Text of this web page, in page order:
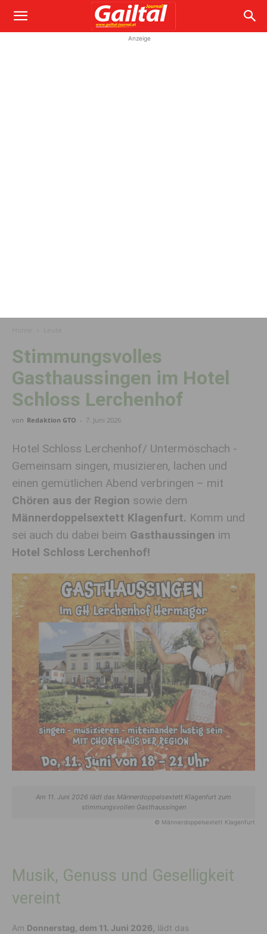
Anzeige
Stimmungsvolles
Gasthaussingen im Hotel
Schloss Lerchenhof
von Redaktion GTO - 7. Juni 2026
Hotel Schloss Lerchenhof/ Untermöschach -
Gemeinsam singen, musizieren, lachen und
einen gemütlichen Abend verbringen – mit
Chören aus der Region sowie dem
Männerdoppelsextett Klagenfurt. Komm und
sei auch du dabei beim Gasthaussingen im
Hotel Schloss Lerchenhof!
Am 11. Juni 2026 lädt das Männerdoppelsextett Klagenfurt zum
stimmungsvollen Gasthaussingen
© Männerdoppelsextett Klagenfurt
Musik, Genuss und Geselligkeit
vereint
Am Donnerstag, dem 11. Juni 2026, lädt das